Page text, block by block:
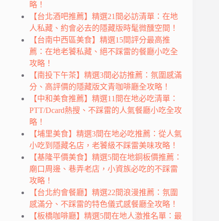
略！
【台北酒吧推薦】精選21間必訪清單：在地
人私藏、約會必去的隱藏版時髦微醺空間！
【台南中西區美食】精選15間評分最高推
薦：在地老饕私藏、絕不踩雷的餐廳小吃全
攻略！
【南投下午茶】精選3間必訪推薦：氛圍感滿
分、高評價的隱藏版文青咖啡廳全攻略！
【中和美食推薦】精選11間在地必吃清單：
PTT/Dcard熱搜、不踩雷的人氣餐廳小吃全攻
略！
【埔里美食】精選3間在地必吃推薦：從人氣
小吃到隱藏名店，老饕級不踩雷美味攻略！
【基隆平價美食】精選5間在地銅板價推薦：
廟口周邊、巷弄老店，小資族必吃的不踩雷
攻略！
【台北約會餐廳】精選22間浪漫推薦：氛圍
感滿分、不踩雷的特色儀式感餐廳全攻略！
【板橋咖啡廳】精選5間在地人激推名單：最